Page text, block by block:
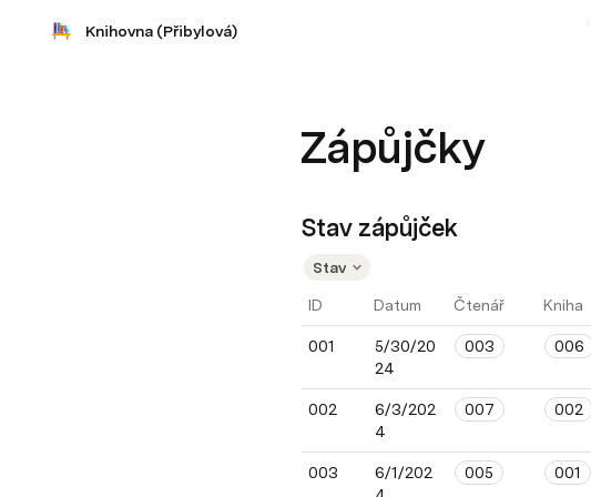
Knihovna (Přibylová)
Zápůjčky
Stav zápůjček
Stav
ID Datum Čtenář Kniha
001
5/30/20
24
003 006
002
6/3/202
4
007 002
003
6/1/202
005 001